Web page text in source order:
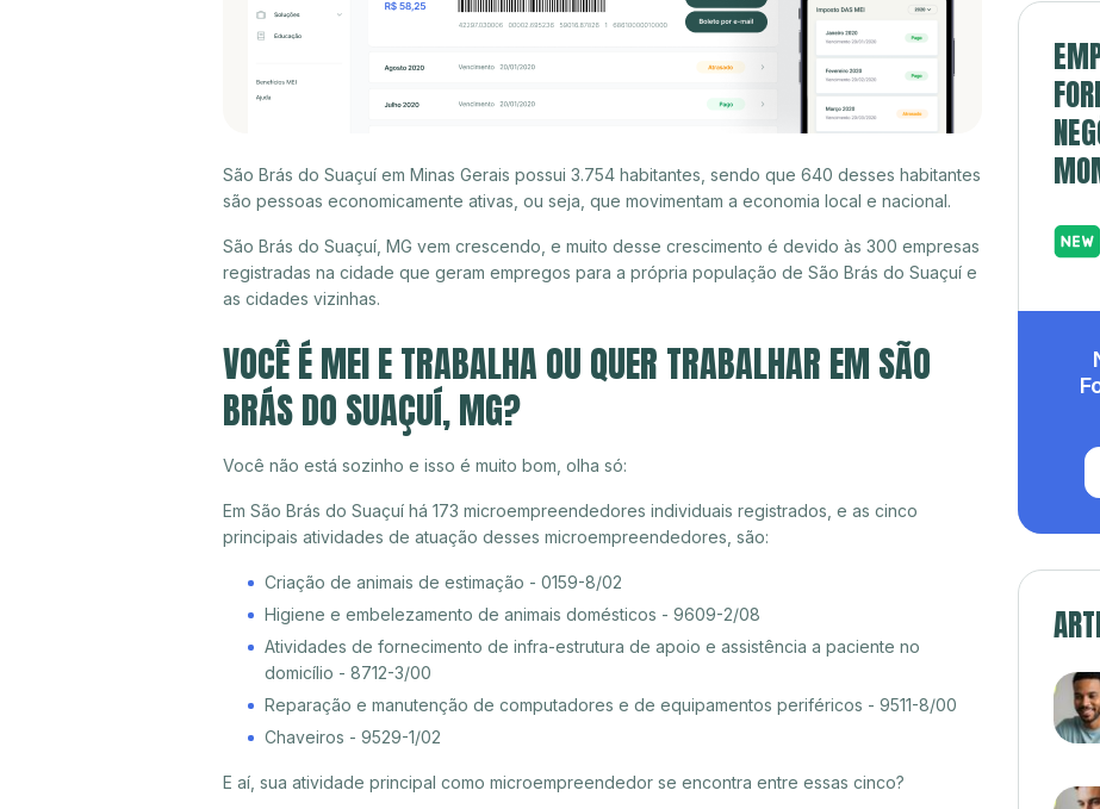
São Brás do Suaçuí em Minas Gerais possui 3.754 habitantes, sendo que 640 desses habitantes
são pessoas economicamente ativas, ou seja, que movimentam a economia local e nacional.
São Brás do Suaçuí, MG vem crescendo, e muito desse crescimento é devido às 300 empresas
registradas na cidade que geram empregos para a própria população de São Brás do Suaçuí e
as cidades vizinhas.
VOCÊ É MEI E TRABALHA OU QUER TRABALHAR EM SÃO
BRÁS DO SUAÇUÍ, MG?
Você não está sozinho e isso é muito bom, olha só:
Em São Brás do Suaçuí há 173 microempreendedores individuais registrados, e as cinco
principais atividades de atuação desses microempreendedores, são:
Criação de animais de estimação - 0159-8/02
Higiene e embelezamento de animais domésticos - 9609-2/08
Atividades de fornecimento de infra-estrutura de apoio e assistência a paciente no
domicílio - 8712-3/00
Reparação e manutenção de computadores e de equipamentos periféricos - 9511-8/00
Chaveiros - 9529-1/02
E aí, sua atividade principal como microempreendedor se encontra entre essas cinco?